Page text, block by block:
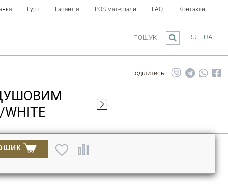
Гурт Гарантія POS матеріали FAQ Контакти
RU UA
ПОШУК
Поділитись: